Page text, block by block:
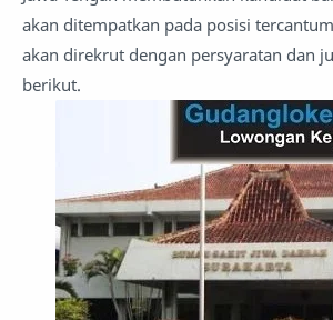
akan ditempatkan pada posisi
akan direkrut dengan persyaratan dan
berikut.